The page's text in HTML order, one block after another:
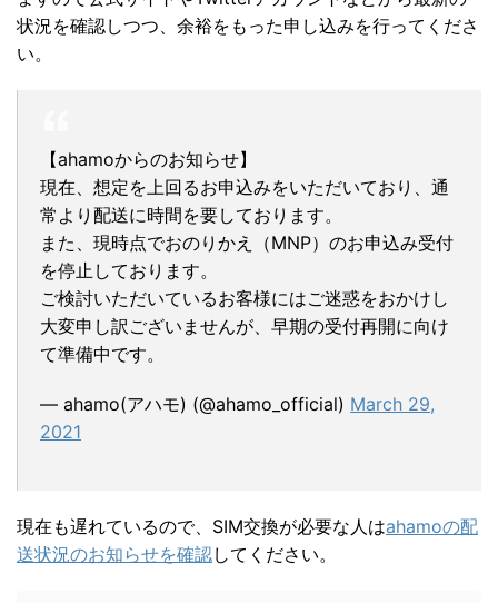
状況を確認しつつ、余裕をもった申し込みを行ってくださ
い。
【ahamoからのお知らせ】
現在、想定を上回るお申込みをいただいており、通
常より配送に時間を要しております。
また、現時点でおのりかえ（MNP）のお申込み受付
を停止しております。
ご検討いただいているお客様にはご迷惑をおかけし
大変申し訳ございませんが、早期の受付再開に向け
て準備中です。
— ahamo(アハモ) (@ahamo_official) March 29,
2021
現在も遅れているので、SIM交換が必要な人はahamoの配
送状況のお知らせを確認してください。